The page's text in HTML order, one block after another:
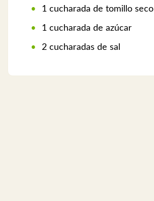
1 cucharada de tomillo seco
1 cucharada de azúcar
2 cucharadas de sal